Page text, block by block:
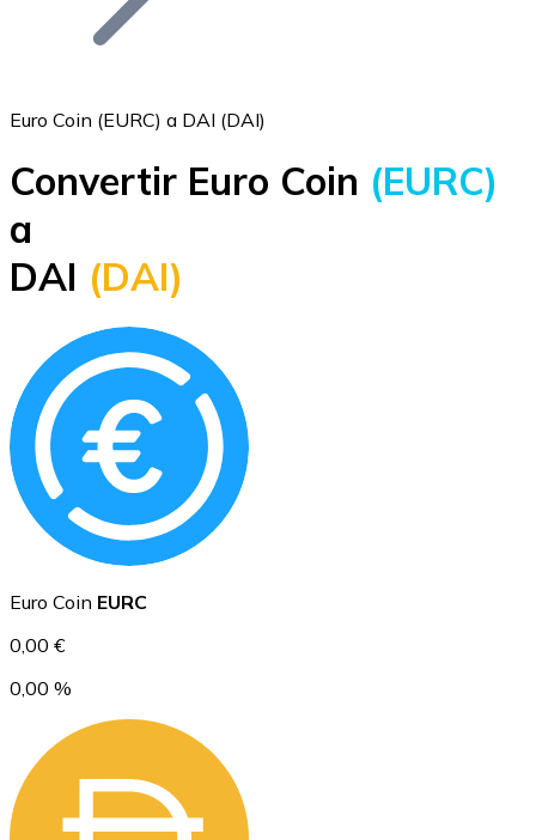
Bitcoin
Ethereum
ETH
Euro Coin (EURC) a DAI (DAI)
Convertir Euro Coin (EURC)
a
DAI (DAI)
Euro Coin EURC
0,00 €
0,00 %